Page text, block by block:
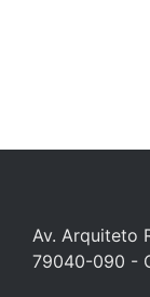
Av. Arquiteto
79040-090 -